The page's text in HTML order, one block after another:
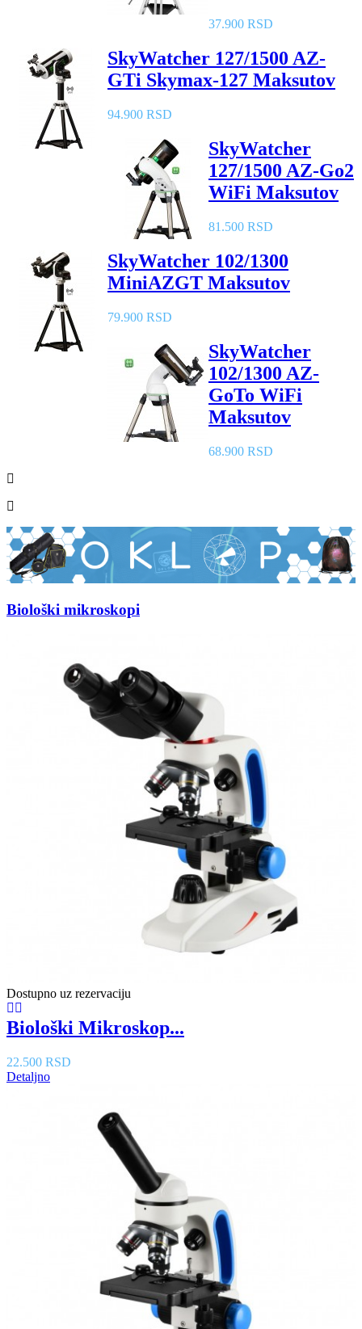
37.900 RSD
SkyWatcher 127/1500 AZ-
GTi Skymax-127 Maksutov
94.900 RSD
SkyWatcher
127/1500 AZ-Go2
WiFi Maksutov
81.500 RSD
SkyWatcher 102/1300
MiniAZGT Maksutov
79.900 RSD
SkyWatcher
102/1300 AZ-
GoTo WiFi
Maksutov
68.900 RSD
Biološki mikroskopi
Dostupno uz rezervaciju
Biološki Mikroskop...
22.500 RSD
Detaljno